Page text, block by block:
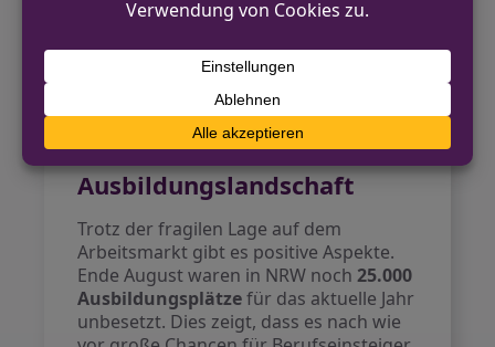
zu verzeichnen ist. Dies liegt vor allem
Boomer-Generation bald in den
Ruhestand treten und große Lücken
hinterlassen werden.
Blick in die
Ausbildungslandschaft
Trotz der fragilen Lage auf dem
Arbeitsmarkt gibt es positive Aspekte.
Ende August waren in NRW noch25.000
Ausbildungsplätzefür das aktuelle Jahr
unbesetzt. Dies zeigt, dass es nach wie